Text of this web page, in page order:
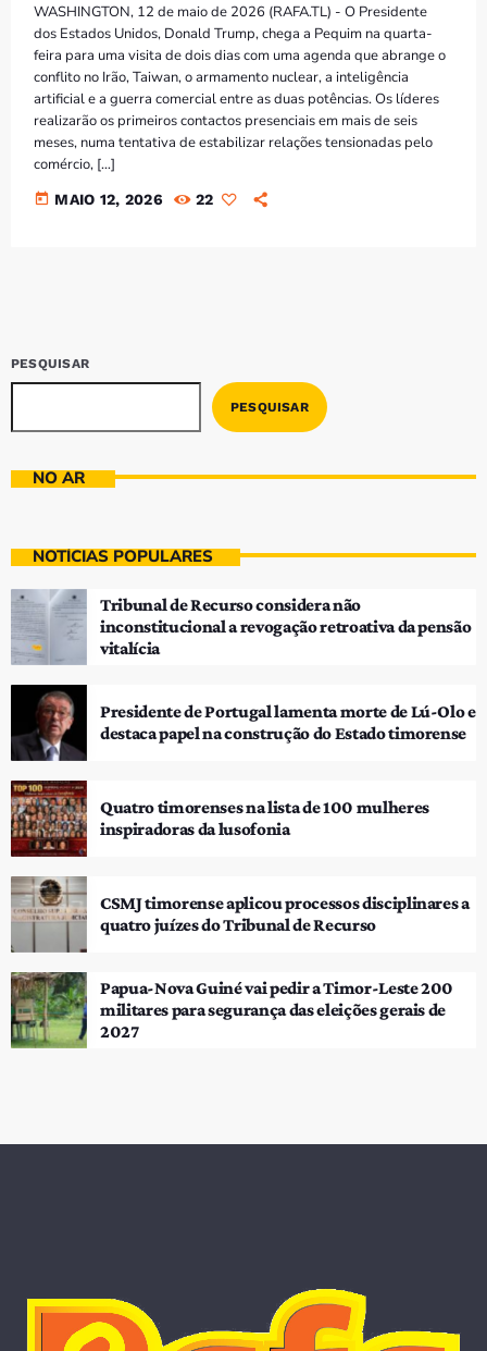
WASHINGTON, 12 de maio de 2026 (RAFA.TL) - O Presidente
dos Estados Unidos, Donald Trump, chega a Pequim na quarta-
feira para uma visita de dois dias com uma agenda que abrange o
conflito no Irão, Taiwan, o armamento nuclear, a inteligência
artificial e a guerra comercial entre as duas potências. Os líderes
realizarão os primeiros contactos presenciais em mais de seis
meses, numa tentativa de estabilizar relações tensionadas pelo
comércio, […]
today MAIO 12, 2026 22
PESQUISAR
PESQUISAR
NO AR
NOTÍCIAS POPULARES
Tribunal de Recurso considera não
inconstitucional a revogação retroativa da pensão
vitalícia
Presidente de Portugal lamenta morte de Lú-Olo e
destaca papel na construção do Estado timorense
Quatro timorenses na lista de 100 mulheres
inspiradoras da lusofonia
CSMJ timorense aplicou processos disciplinares a
quatro juízes do Tribunal de Recurso
Papua-Nova Guiné vai pedir a Timor-Leste 200
militares para segurança das eleições gerais de
2027